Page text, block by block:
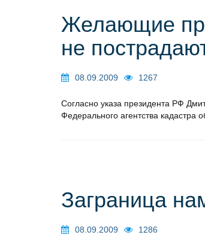
Желающие
не
08.09.2009 1267
Согласно указа президента РФ
Федерального агентства кадастра
Заграница
08.09.2009 1286